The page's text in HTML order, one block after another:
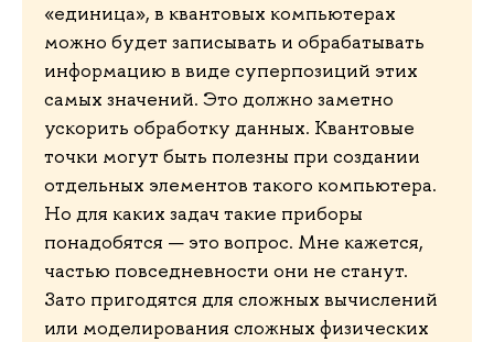
«единица», в квантовых компьютерах
можно будет записывать и обрабатывать
информацию в виде суперпозиций этих
самых значений. Это должно заметно
ускорить обработку данных. Квантовые
точки могут быть полезны при создании
отдельных элементов такого компьютера.
Но для каких задач такие приборы
понадобятся — это вопрос. Мне кажется,
частью повседневности они не станут.
Зато пригодятся для сложных вычислений
или моделирования сложных физических